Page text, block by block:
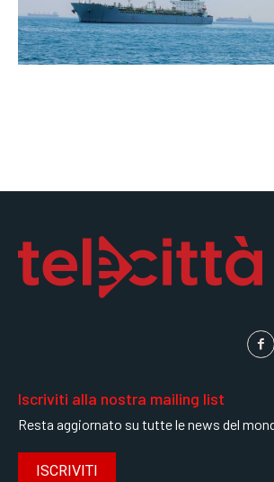
Iscriviti alla nostra mailing list
Resta aggiornato su tutte le news del
ISCRIVITI